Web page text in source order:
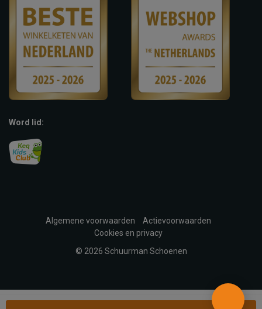
Word lid:
Algemene voorwaarden
Actievoorwaarden
Cookies en privacy
© 2026 Schuurman Schoenen